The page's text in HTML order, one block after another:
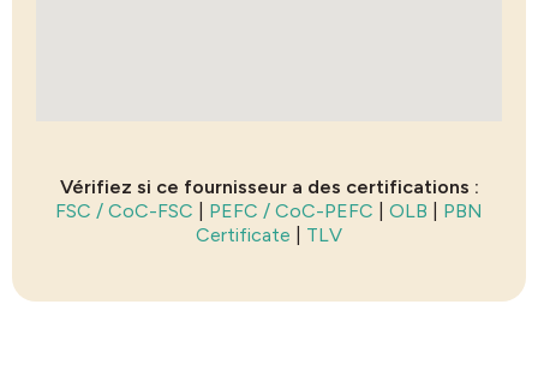
Vérifiez si ce fournisseur a des certifications :
FSC / CoC-FSC
PEFC / CoC-PEFC OLB
PBN
Certificate
TLV